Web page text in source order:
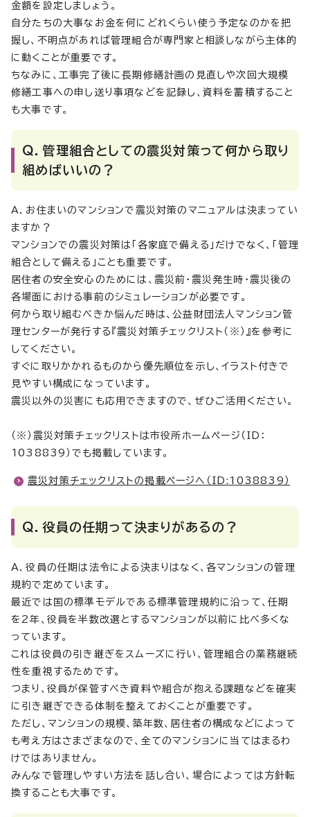
金額を設定しましょう。
自分たちの大事なお金を何にどれくらい使う予定なのかを把
握し、不明点があれば管理組合が専門家と相談しながら主体的
に動くことが重要です。
ちなみに、工事完了後に長期修繕計画の見直しや次回大規模
修繕工事への申し送り事項などを記録し、資料を蓄積すること
も大事です。
Q．管理組合としての震災対策って何から取り
組めばいいの？
A．お住まいのマンションで震災対策のマニュアルは決まってい
ますか？
マンションでの震災対策は「各家庭で備える」だけでなく、「管理
組合として備える」ことも重要です。
居住者の安全安心のためには、震災前・震災発生時・震災後の
各場面における事前のシミュレーションが必要です。
何から取り組むべきか悩んだ時は、公益財団法人マンション管
理センターが発行する『震災対策チェックリスト（※）』を参考に
してください。
すぐに取りかかれるものから優先順位を示し、イラスト付きで
見やすい構成になっています。
震災以外の災害にも応用できますので、ぜひご活用ください。
（※）震災対策チェックリストは市役所ホームページ（ID：
1038839）でも掲載しています。
震災対策チェックリストの掲載ページへ（ID:1038839）
Q．役員の任期って決まりがあるの？
A．役員の任期は法令による決まりはなく、各マンションの管理
規約で定めています。
最近では国の標準モデルである標準管理規約に沿って、任期
を2年、役員を半数改選とするマンションが以前に比べ多くな
っています。
これは役員の引き継ぎをスムーズに行い、管理組合の業務継続
性を重視するためです。
つまり、役員が保管すべき資料や組合が抱える課題などを確実
に引き継ぎできる体制を整えておくことが重要です。
ただし、マンションの規模、築年数、居住者の構成などによって
も考え方はさまざまなので、全てのマンションに当てはまるわ
けではありません。
みんなで管理しやすい方法を話し合い、場合によっては方針転
換することも大事です。